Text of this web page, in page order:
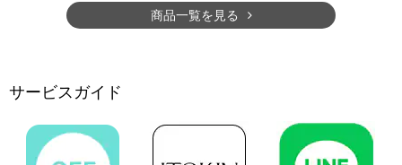
商品一覧を見る
サービスガイド